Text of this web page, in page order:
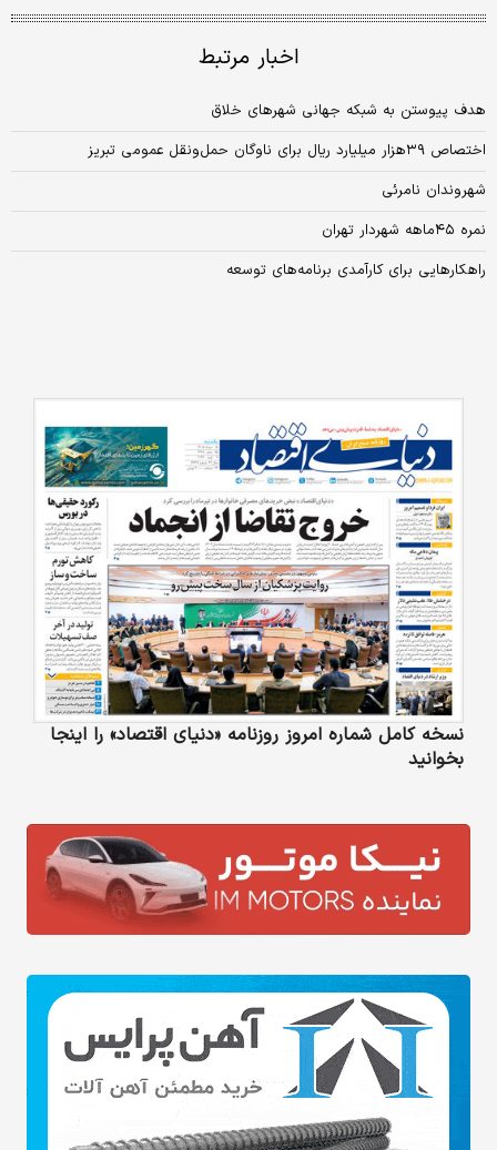
اخبار مرتبط
هدف پیوستن به شبکه جهانی شهرهای خلاق
اختصاص ۳۹‌هزار میلیارد ریال برای ناوگان حمل‌‌‌و‌‌‌نقل عمومی تبریز
شهروندان نامرئی
نمره ۴۵ماهه شهردار تهران
راهکارهایی برای کارآمدی برنامه‌های توسعه
نسخه کامل شماره امروز روزنامه «دنیای‌ اقتصاد» را اینجا
بخوانید